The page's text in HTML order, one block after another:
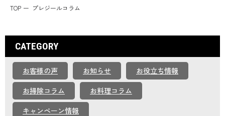
お知らせ
運営会社情報
採用情報
お問い合わせ
個人情報保護方針
TOP プレジールコラム
CATEGORY
お客様の声 お知らせ
お役立ち情報
お掃除コラム
お料理コラム
キャンペーン情報